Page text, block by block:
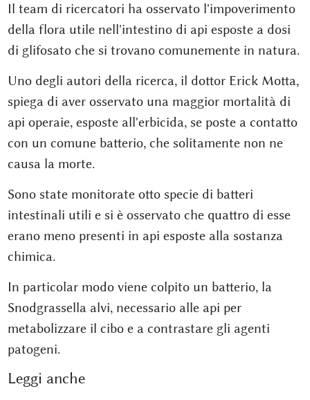
Il team di ricercatori ha osservato l'impoverimento
della flora utile nell'intestino di api esposte a dosi
di glifosato che si trovano comunemente in natura.
Uno degli autori della ricerca, il dottor Erick Motta,
spiega di aver osservato una maggior mortalità di
api operaie, esposte all'erbicida, se poste a contatto
con un comune batterio, che solitamente non ne
causa la morte.
Sono state monitorate otto specie di batteri
intestinali utili e si è osservato che quattro di esse
erano meno presenti in api esposte alla sostanza
chimica.
In particolar modo viene colpito un batterio, la
Snodgrassella alvi, necessario alle api per
metabolizzare il cibo e a contrastare gli agenti
patogeni.
Leggi anche